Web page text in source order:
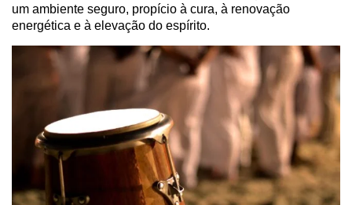
um ambiente seguro, propício à cura, à renovação
energética e à elevação do espírito.